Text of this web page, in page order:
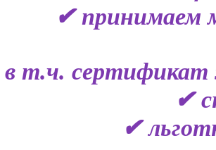
✔ принимаем
в т.ч. сертификат
✔
✔